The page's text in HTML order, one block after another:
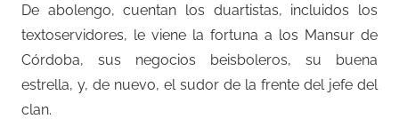
De abolengo, cuentan los duartistas, incluidos los
textoservidores, le viene la fortuna a los Mansur de
Córdoba, sus negocios beisboleros, su buena
estrella, y, de nuevo, el sudor de la frente del jefe del
clan.